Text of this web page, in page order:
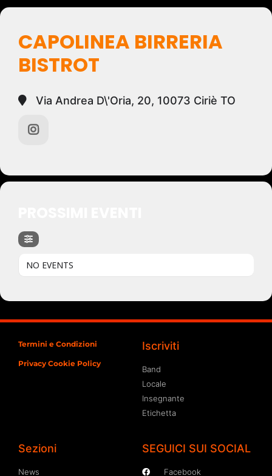
CAPOLINEA BIRRERIA
BISTROT
Via Andrea D\'Oria, 20, 10073 Ciriè TO
NO EVENTS
Termini e Condizioni
Privacy Cookie Policy
Iscriviti
Band
Locale
Insegnante
Etichetta
Sezioni
News
SEGUICI SUI SOCIAL
Facebook